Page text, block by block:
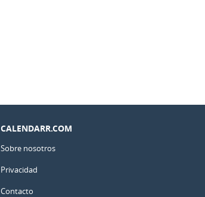
CALENDARR.COM
Sobre nosotros
Privacidad
Contacto